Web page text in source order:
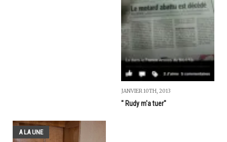
JANVIER 10TH, 2013
" Rudy m'a tuer"
A LA UNE